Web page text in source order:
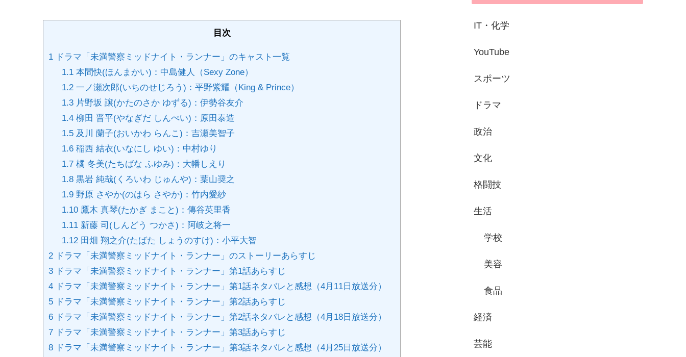
目次
1 ドラマ「未満警察ミッドナイト・ランナー」のキャスト一覧
1.1本間快(ほんまかい)：中島健人（Sexy Zone）
1.2一ノ瀬次郎(いちのせじろう)：平野紫耀（King & Prince）
1.3片野坂 譲(かたのさか ゆずる)：伊勢谷友介
1.4柳田 晋平(やなぎだ しんぺい)：原田泰造
1.5及川 蘭子(おいかわ らんこ)：吉瀬美智子
1.6稲西 結衣(いなにし ゆい)：中村ゆり
1.7橘 冬美(たちばな ふゆみ)：大幡しえり
1.8黒岩 純哉(くろいわ じゅんや)：葉山奨之
1.9野原 さやか(のはら さやか)：竹内愛紗
1.10鷹木 真琴(たかぎ まこと)：傳谷英里香
1.11新藤 司(しんどう つかさ)：阿岐之将一
1.12田畑 翔之介(たばた しょうのすけ)：小平大智
2 ドラマ「未満警察ミッドナイト・ランナー」のストーリーあらすじ
3 ドラマ「未満警察ミッドナイト・ランナー」第1話あらすじ
4 ドラマ「未満警察ミッドナイト・ランナー」第1話ネタバレと感想（4月11日放送分）
5 ドラマ「未満警察ミッドナイト・ランナー」第2話あらすじ
6 ドラマ「未満警察ミッドナイト・ランナー」第2話ネタバレと感想（4月18日放送分）
7 ドラマ「未満警察ミッドナイト・ランナー」第3話あらすじ
8 ドラマ「未満警察ミッドナイト・ランナー」第3話ネタバレと感想（4月25日放送分）
IT・化学
YouTube
スポーツ
ドラマ
政治
文化
格闘技
生活
学校
美容
食品
経済
芸能